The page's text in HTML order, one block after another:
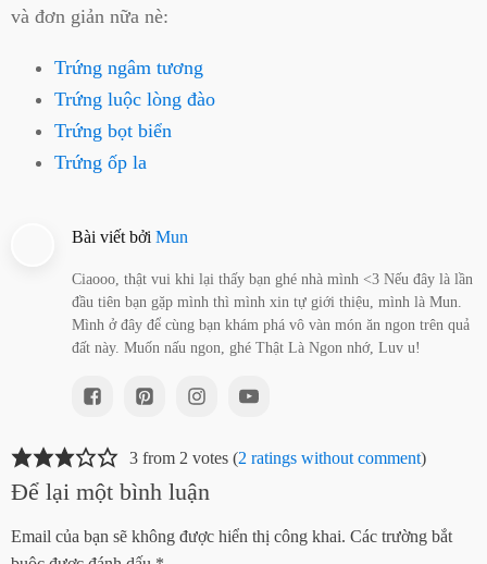
và đơn giản nữa nè:
Trứng ngâm tương
Trứng luộc lòng đào
Trứng bọt biển
Trứng ốp la
Bài viết bởi Mun
Ciaooo, thật vui khi lại thấy bạn ghé nhà mình <3 Nếu đây là lần
đầu tiên bạn gặp mình thì mình xin tự giới thiệu, mình là Mun.
Mình ở đây để cùng bạn khám phá vô vàn món ăn ngon trên quả
đất này. Muốn nấu ngon, ghé Thật Là Ngon nhớ, Luv u!
3 from 2 votes (2 ratings without comment)
Để lại một bình luận
Email của bạn sẽ không được hiển thị công khai. Các trường bắt